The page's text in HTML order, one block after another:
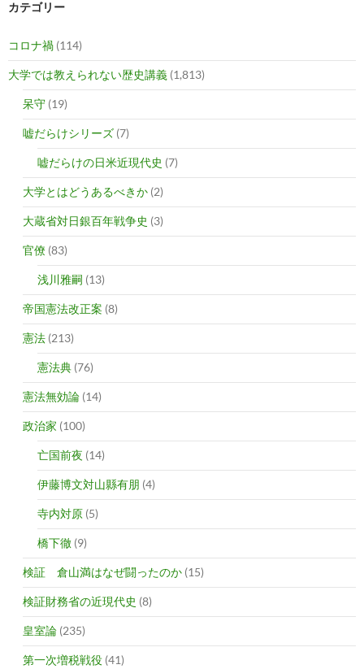
カテゴリー
コロナ禍 (114)
大学では教えられない歴史講義 (1,813)
呆守 (19)
嘘だらけシリーズ (7)
嘘だらけの日米近現代史 (7)
大学とはどうあるべきか (2)
大蔵省対日銀百年戦争史 (3)
官僚 (83)
浅川雅嗣 (13)
帝国憲法改正案 (8)
憲法 (213)
憲法典 (76)
憲法無効論 (14)
政治家 (100)
亡国前夜 (14)
伊藤博文対山縣有朋 (4)
寺内対原 (5)
橋下徹 (9)
検証 倉山満はなぜ闘ったのか (15)
検証財務省の近現代史 (8)
皇室論 (235)
第一次増税戦役 (41)